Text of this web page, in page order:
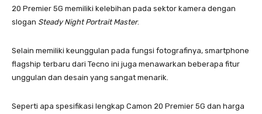
20 Premier 5G memiliki kelebihan pada sektor kamera dengan
slogan Steady Night Portrait Master.
Selain memiliki keunggulan pada fungsi fotografinya, smartphone
flagship terbaru dari Tecno ini juga menawarkan beberapa fitur
unggulan dan desain yang sangat menarik.
Seperti apa spesifikasi lengkap Camon 20 Premier 5G dan harga